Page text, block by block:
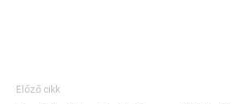
Előző cikk